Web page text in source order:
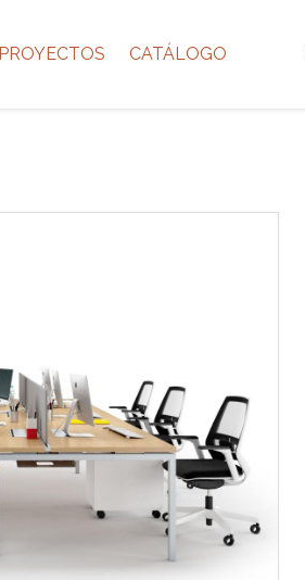
PROYECTOS CATÁLOGO